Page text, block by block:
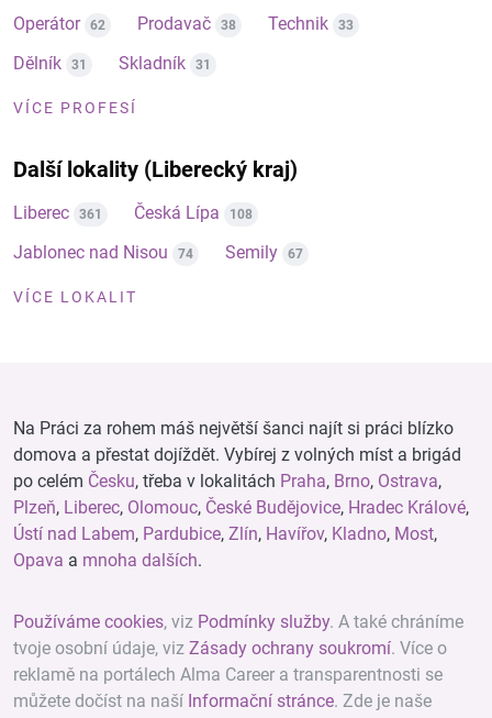
Operátor 62 Prodavač 38 Technik 33
Dělník 31 Skladník 31
VÍCE PROFESÍ
Další lokality (Liberecký kraj)
Liberec 361 Česká Lípa 108
Jablonec nad Nisou 74 Semily 67
VÍCE LOKALIT
Na Práci za rohem máš největší šanci najít si práci blízko
domova a přestat dojíždět. Vybírej z volných míst a brigád
po celém Česku, třeba v lokalitách Praha, Brno, Ostrava,
Plzeň, Liberec, Olomouc, České Budějovice, Hradec Králové,
Ústí nad Labem, Pardubice, Zlín, Havířov, Kladno, Most,
Opava a mnoha dalších.
Používáme cookies, viz Podmínky služby. A také chráníme
tvoje osobní údaje, viz Zásady ochrany soukromí. Více o
reklamě na portálech Alma Career a transparentnosti se
můžete dočíst na naší Informační stránce. Zde je naše